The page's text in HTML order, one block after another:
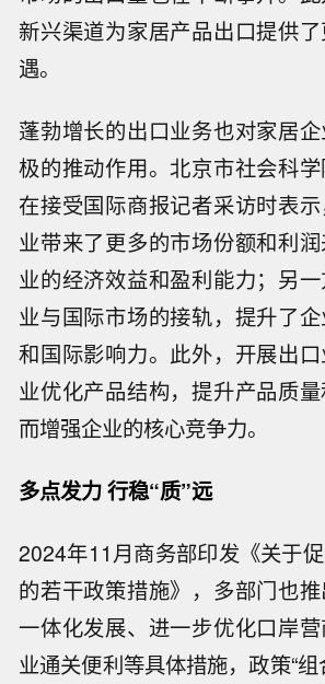
新兴渠道为家居产品出口提供
遇。
蓬勃增长的出口业务也对家居
极的推动作用。北京市社会科
在接受国际商报记者采访时表
业带来了更多的市场份额和利
业的经济效益和盈利能力；另
业与国际市场的接轨，提升了
和国际影响力。此外，开展出
业优化产品结构，提升产品质
而增强企业的核心竞争力。
多点发力 行稳“质”远
2024年11月商务部印发《关于
的若干政策措施》，多部门也
一体化发展、进一步优化口岸
业通关便利等具体措施，政策“组